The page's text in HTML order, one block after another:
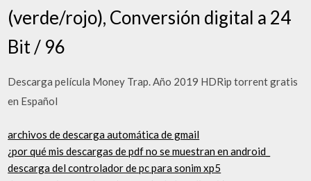
(verde/rojo), Conversión digital a 24
Bit / 96
Descarga película Money Trap. Año 2019 HDRip torrent gratis
en Español
archivos de descarga automática de gmail
¿por qué mis descargas de pdf no se muestran en android_
descarga del controlador de pc para sonim xp5